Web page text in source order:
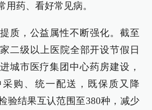
用药、看好常见病。
质，公益属性不断强化。截至
二级以上医院全部开设节假日
城市医疗集团中心药房建设，
购、统一配送，既保质又降
验结果互认范围至380种，减少